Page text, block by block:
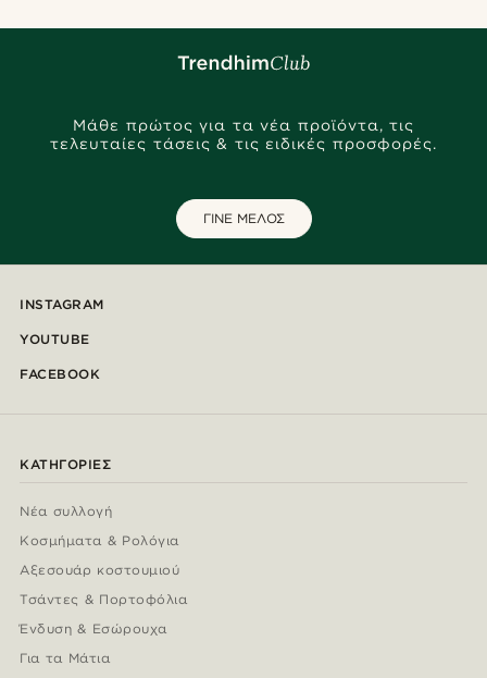
Μάθε πρώτος για τα νέα προϊόντα, τις
τελευταίες τάσεις & τις ειδικές προσφορές.
ΓΙΝΕ ΜΕΛΟΣ
INSTAGRAM
YOUTUBE
FACEBOOK
ΚΑΤΗΓΟΡΊΕΣ
Νέα συλλογή
Κοσμήματα & Ρολόγια
Αξεσουάρ κοστουμιού
Τσάντες & Πορτοφόλια
Ένδυση & Εσώρουχα
Για τα Μάτια